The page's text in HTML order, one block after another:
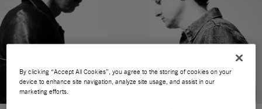
By clicking “Accept All Cookies”, you agree to the storing of cookies on your
device to enhance site navigation, analyze site usage, and assist in our
marketing efforts.